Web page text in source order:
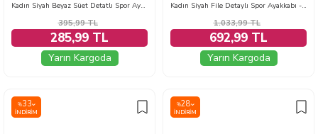
Kadın Siyah Beyaz Süet Detatlı Spor Ayakkabı - 28105-SIYAH-BEYAZ
395,99TL
285,99 TL
Yarın Kargoda
Kadın Siyah File Detaylı Spor Ayakkabı - 28590-SIYAH
1.033,99TL
692,99 TL
Yarın Kargoda
%33
İNDIRIM
%28
İNDIRIM